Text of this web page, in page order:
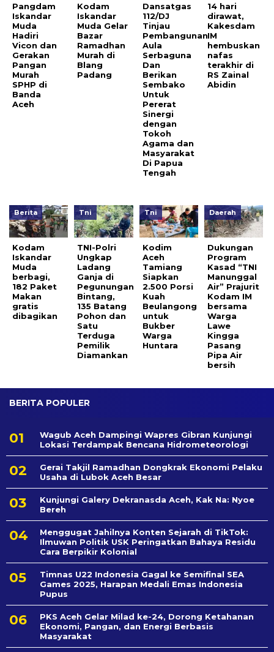
Pangdam
Iskandar
Muda
Hadiri
Vicon dan
Gerakan
Pangan
Murah
SPHP di
Banda
Aceh
Kodam
Iskandar
Muda Gelar
Bazar
Ramadhan
Murah di
Blang
Padang
Dansatgas
112/DJ
Tinjau
Pembangunan
Aula
Serbaguna
Dan
Berikan
Sembako
Untuk
Pererat
Sinergi
dengan
Tokoh
Agama dan
Masyarakat
Di Papua
Tengah
14 hari
dirawat,
Kakesdam
IM
hembuskan
nafas
terakhir di
RS Zainal
Abidin
Berita
Kodam
Iskandar
Muda
berbagi,
182 Paket
Makan
gratis
dibagikan
Tni
TNI-Polri
Ungkap
Ladang
Ganja di
Pegunungan
Bintang,
135 Batang
Pohon dan
Satu
Terduga
Pemilik
Diamankan
Tni
Kodim
Aceh
Tamiang
Siapkan
2.500 Porsi
Kuah
Beulangong
untuk
Bukber
Warga
Huntara
Daerah
Dukungan
Program
Kasad “TNI
Manunggal
Air” Prajurit
Kodam IM
bersama
Warga
Lawe
Kingga
Pasang
Pipa Air
bersih
BERITA POPULER
Wagub Aceh Dampingi Wapres Gibran Kunjungi
Lokasi Terdampak Bencana Hidrometeorologi
Gerai Takjil Ramadhan Dongkrak Ekonomi Pelaku
Usaha di Lubok Aceh Besar
Kunjungi Galery Dekranasda Aceh, Kak Na: Nyoe
Bereh
Menggugat Jahilnya Konten Sejarah di TikTok:
Ilmuwan Politik USK Peringatkan Bahaya Residu
Cara Berpikir Kolonial
Timnas U22 Indonesia Gagal ke Semifinal SEA
Games 2025, Harapan Medali Emas Indonesia
Pupus
PKS Aceh Gelar Milad ke-24, Dorong Ketahanan
Ekonomi, Pangan, dan Energi Berbasis
Masyarakat